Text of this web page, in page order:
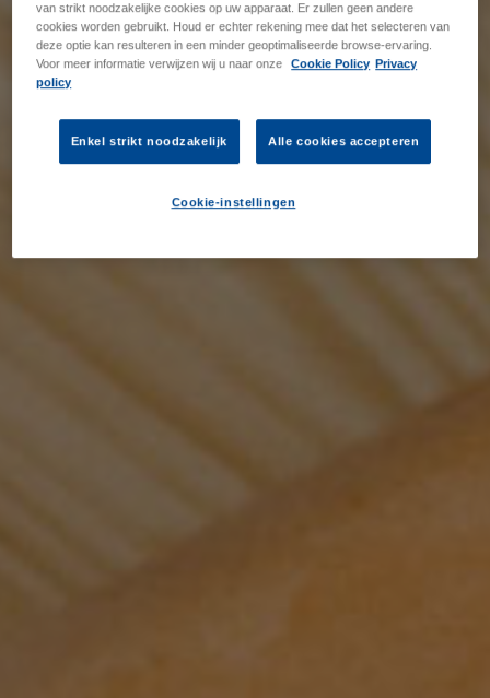
van strikt noodzakelijke cookies op uw apparaat. Er zullen geen andere
cookies worden gebruikt. Houd er echter rekening mee dat het selecteren van
deze optie kan resulteren in een minder geoptimaliseerde browse-ervaring.
Voor meer informatie verwijzen wij u naar onze
Cookie Policy Privacy
policy
Enkel strikt noodzakelijk Alle cookies accepteren
Cookie-instellingen